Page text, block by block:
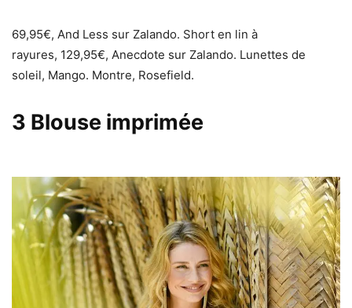
69,95€, And Less sur Zalando. Short en lin à
rayures, 129,95€, Anecdote sur Zalando. Lunettes de
soleil, Mango. Montre, Rosefield.
3 Blouse imprimée